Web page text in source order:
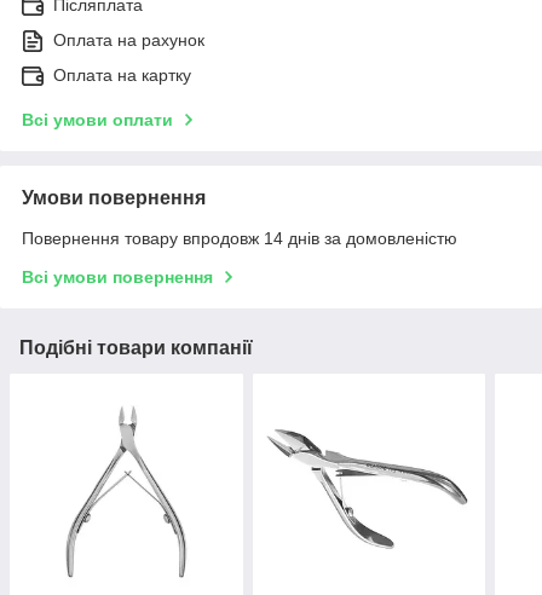
Післяплата
Оплата на рахунок
Оплата на картку
Всі умови оплати
Умови повернення
Повернення товару впродовж 14 днів за домовленістю
Всі умови повернення
Подібні товари компанії